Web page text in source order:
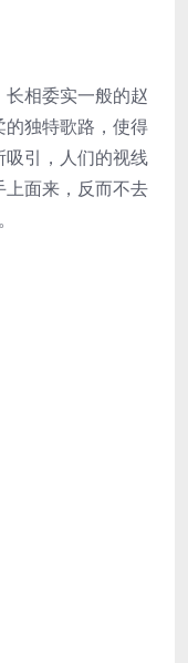
相委实一般的赵
独特歌路，使得
吸引，人们的视线
面来，反而不去